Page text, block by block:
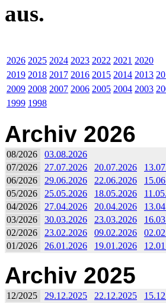
aus.
2026 2025 2024 2023 2022 2021 2020
2019 2018 2017 2016 2015 2014 2013
2009 2008 2007 2006 2005 2004 2003
1999 1998
Archiv 2026
08/2026
03.08.2026
07/2026
27.07.2026 20.07.2026
06/2026
29.06.2026 22.06.2026
05/2026
25.05.2026 18.05.2026
04/2026
27.04.2026 20.04.2026
03/2026
30.03.2026 23.03.2026
02/2026
23.02.2026 09.02.2026
01/2026
26.01.2026 19.01.2026
Archiv 2025
12/2025 29.12.2025 22.12.2025